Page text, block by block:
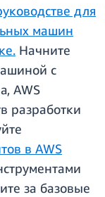
для
машин
Начните
с
AWS
разработки
в AWS
за базовые